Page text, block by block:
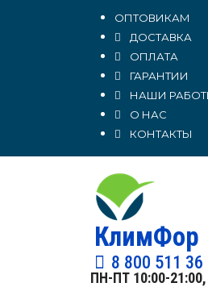
ОПТОВИКАМ
ДОСТАВКА
ОПЛАТА
ГАРАНТИИ
НАШИ
О НАС
КОНТАКТЫ
КлимФор
8 800 511 36
ПН-ПТ 10:00-